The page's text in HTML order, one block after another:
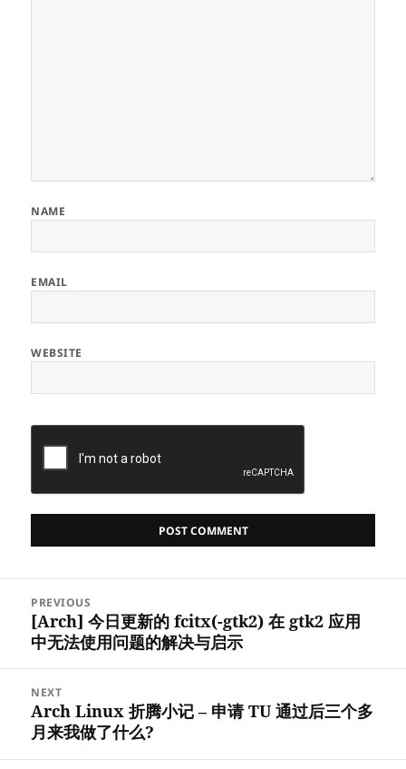
NAME
EMAIL
WEBSITE
navigation
PREVIOUS
Previous
post:
[Arch] 今日更新的 fcitx(-gtk2) 在 gtk2 应用
中无法使用问题的解决与启示
NEXT
Next
post:
Arch Linux 折腾小记 – 申请 TU 通过后三个多
月来我做了什么?